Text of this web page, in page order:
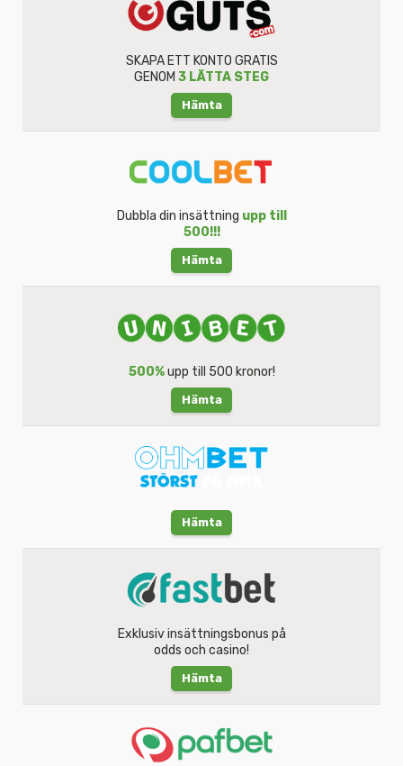
SKAPA ETT KONTO GRATIS
GENOM 3 LÄTTA STEG
Hämta
Dubbla din insättning upp till
500!!!
Hämta
500%upp till 500 kronor!
Hämta
Hämta
Exklusiv insättningsbonus på
odds och casino!
Hämta